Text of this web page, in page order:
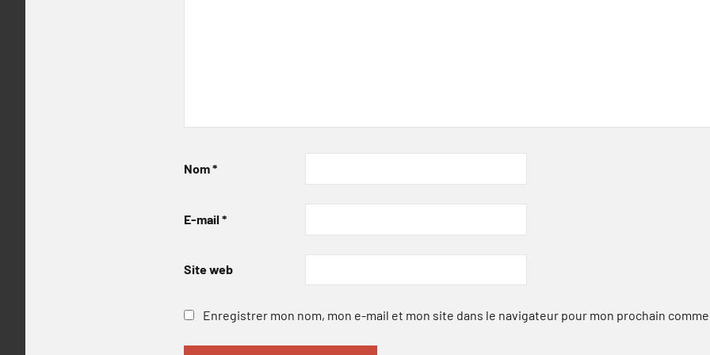
Nom*
E-mail *
Site web
Enregistrer mon nom, mon e-mail et mon site dans le navigateur pour mon prochain